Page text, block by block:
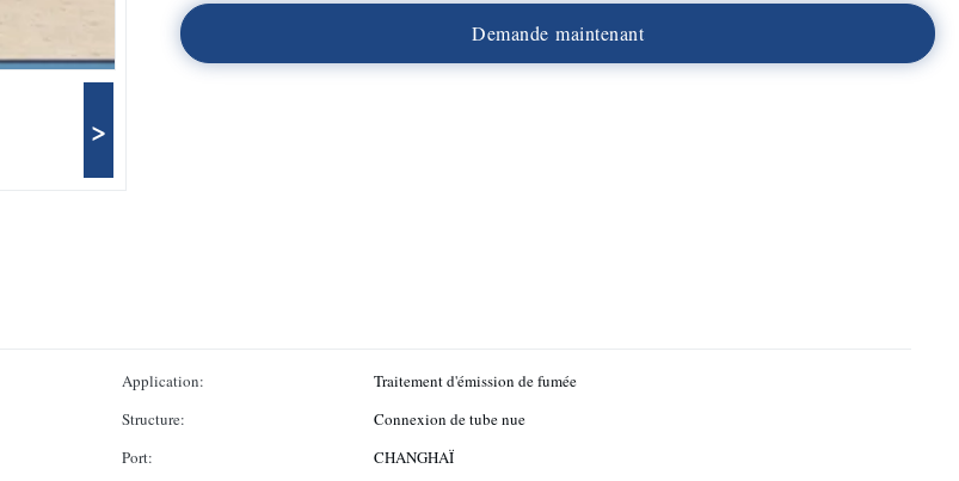
>
Demande maintenant
Application:
Traitement d'émission de fumée
Structure:
Connexion de tube nue
Port:
CHANGHAÏ